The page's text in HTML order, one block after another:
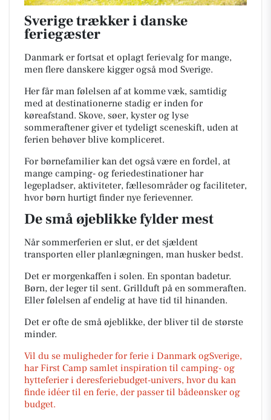
Sverige trækker i danske
feriegæster
Danmark er fortsat et oplagt ferievalg for mange,
men flere danskere kigger også mod Sverige.
Her får man følelsen af at komme væk, samtidig
med at destinationerne stadig er inden for
køreafstand. Skove, søer, kyster og lyse
sommeraftener giver et tydeligt sceneskift, uden at
ferien behøver blive kompliceret.
For børnefamilier kan det også være en fordel, at
mange camping- og feriedestinationer har
legepladser, aktiviteter, fællesområder og faciliteter,
hvor børn hurtigt finder nye ferievenner.
De små øjeblikke fylder mest
Når sommerferien er slut, er det sjældent
transporten eller planlægningen, man husker bedst.
Det er morgenkaffen i solen. En spontan badetur.
Børn, der leger til sent. Grillduft på en sommeraften.
Eller følelsen af endelig at have tid til hinanden.
Det er ofte de små øjeblikke, der bliver til de største
minder.
Vil du se muligheder for ferie i Danmark ogSverige,
har First Camp samlet inspiration til camping- og
hytteferier i deresferiebudget-univers, hvor du kan
finde idéer til en ferie, der passer til bådeønsker og
budget.